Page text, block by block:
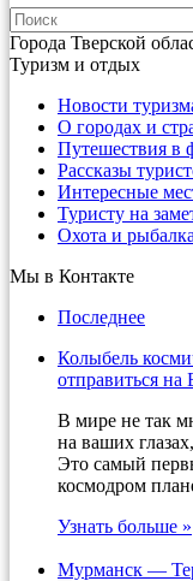
Города Тверской
Туризм и отдых
Новости
О городах и
Путешествия в
Рассказы
Интересные
Туристу на
Охота и рыбалка
Мы в Контакте
Последнее
Колыбель
отправиться на
В мире не так
на ваших
Это самый
космодром
Узнать больше »
Мурманск —